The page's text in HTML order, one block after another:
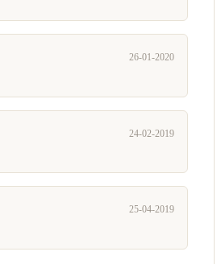
26-01-2020
24-02-2019
25-04-2019